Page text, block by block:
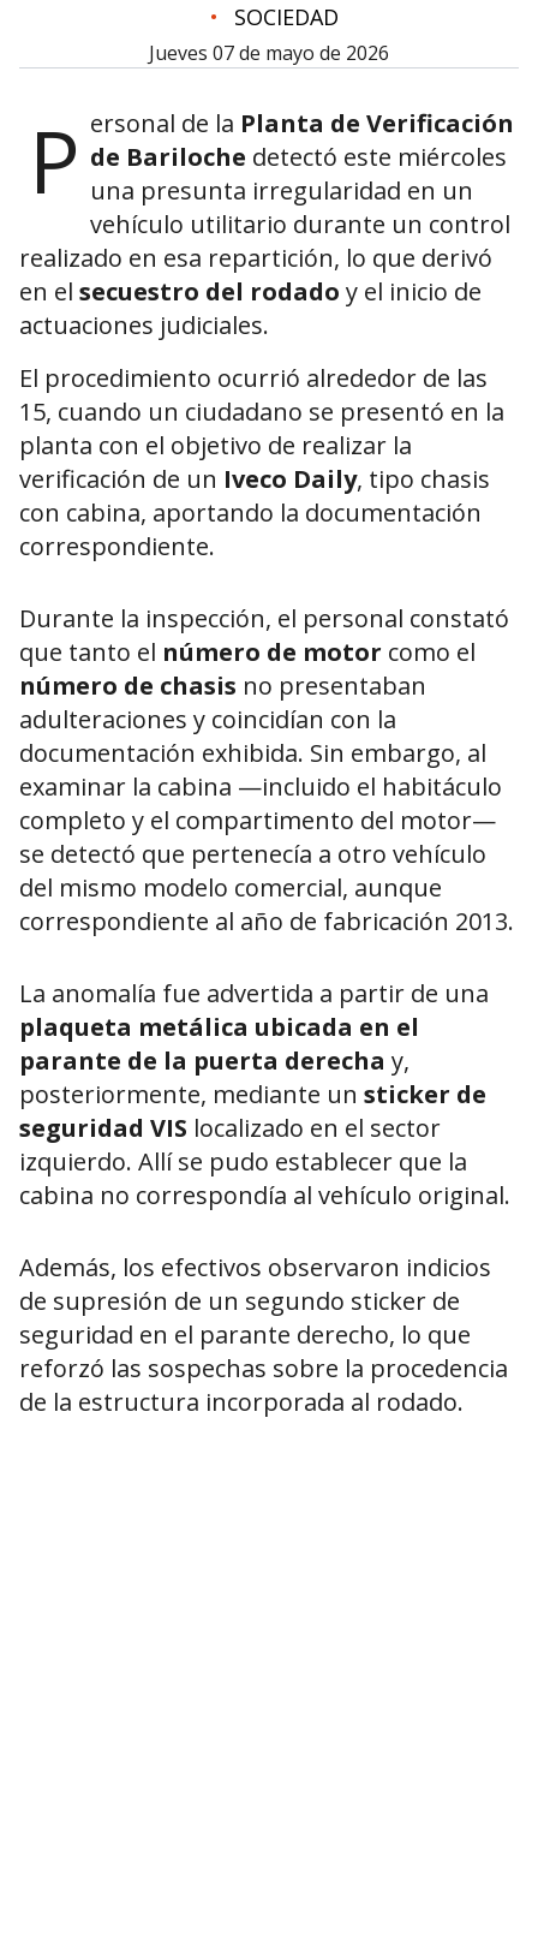
• SOCIEDAD
jueves 07 de mayo de 2026
P ersonal de la Planta de Verificación
de Bariloche detectó este miércoles
una presunta irregularidad en un
vehículo utilitario durante un control
realizado en esa repartición, lo que derivó
en el secuestro del rodado y el inicio de
actuaciones judiciales.
El procedimiento ocurrió alrededor de las
15, cuando un ciudadano se presentó en la
planta con el objetivo de realizar la
verificación de un Iveco Daily, tipo chasis
con cabina, aportando la documentación
correspondiente.
Durante la inspección, el personal constató
que tanto el número de motor como el
número de chasis no presentaban
adulteraciones y coincidían con la
documentación exhibida. Sin embargo, al
examinar la cabina —incluido el habitáculo
completo y el compartimento del motor—
se detectó que pertenecía a otro vehículo
del mismo modelo comercial, aunque
correspondiente al año de fabricación 2013.
La anomalía fue advertida a partir de una
plaqueta metálica ubicada en el
parante de la puerta derecha y,
posteriormente, mediante un sticker de
seguridad VIS localizado en el sector
izquierdo. Allí se pudo establecer que la
cabina no correspondía al vehículo original.
Además, los efectivos observaron indicios
de supresión de un segundo sticker de
seguridad en el parante derecho, lo que
reforzó las sospechas sobre la procedencia
de la estructura incorporada al rodado.